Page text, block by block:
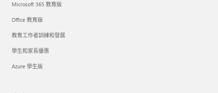
Microsoft 365 教育版
Office 教育版
教育工作者訓練和發展
學生和家長優惠
Azure 學生版